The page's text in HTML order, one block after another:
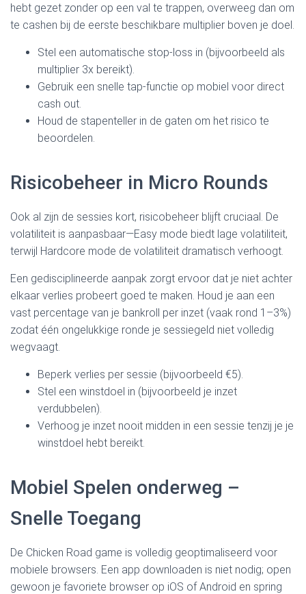
hebt gezet zonder op een val te trappen, overweeg dan om
te cashen bij de eerste beschikbare multiplier boven je doel.
Stel een automatische stop‑loss in (bijvoorbeeld als
multiplier 3x bereikt).
Gebruik een snelle tap-functie op mobiel voor direct
cash out.
Houd de stapenteller in de gaten om het risico te
beoordelen.
Risicobeheer in Micro Rounds
Ook al zijn de sessies kort, risicobeheer blijft cruciaal. De
volatiliteit is aanpasbaar—Easy mode biedt lage volatiliteit,
terwijl Hardcore mode de volatiliteit dramatisch verhoogt.
Een gedisciplineerde aanpak zorgt ervoor dat je niet achter
elkaar verlies probeert goed te maken. Houd je aan een
vast percentage van je bankroll per inzet (vaak rond 1–3%)
zodat één ongelukkige ronde je sessiegeld niet volledig
wegvaagt.
Beperk verlies per sessie (bijvoorbeeld €5).
Stel een winstdoel in (bijvoorbeeld je inzet
verdubbelen).
Verhoog je inzet nooit midden in een sessie tenzij je je
winstdoel hebt bereikt.
Mobiel Spelen onderweg –
Snelle Toegang
De Chicken Road game is volledig geoptimaliseerd voor
mobiele browsers. Een app downloaden is niet nodig; open
gewoon je favoriete browser op iOS of Android en spring